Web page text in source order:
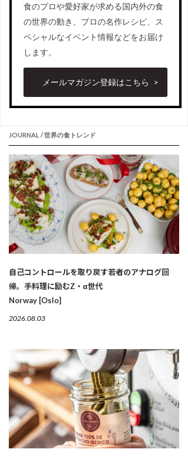
食のプロや愛好家が求める国内外の食
の世界の動き、プロの名作レシピ、ス
ペシャルなイベント情報などをお届け
します。
メールマガジン登録はこちら
JOURNAL / 世界の食トレンド
自己コントロールを取り戻す若者のアナログ回
帰。手料理に励むZ・α世代
Norway [Oslo]
2026.08.03